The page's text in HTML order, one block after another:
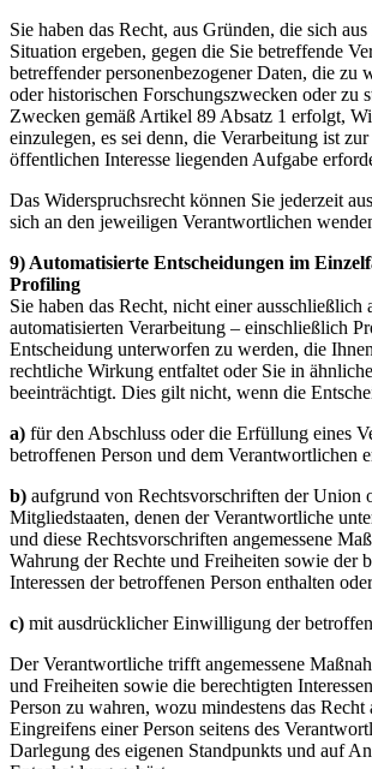
Sie haben das Recht, aus Gründen, die sich
Situation ergeben, gegen die Sie betreffende
betreffender personenbezogener Daten, die zu
oder historischen Forschungszwecken oder zu
Zwecken gemäß Artikel 89 Absatz 1 erfolgt,
einzulegen, es sei denn, die Verarbeitung ist
öffentlichen Interesse liegenden Aufgabe
Das Widerspruchsrecht können Sie jederzeit
sich an den jeweiligen Verantwortlichen
9) Automatisierte Entscheidungen im
Profiling
Sie haben das Recht, nicht einer ausschließlich
automatisierten Verarbeitung – einschließlich
Entscheidung unterworfen zu werden, die
rechtliche Wirkung entfaltet oder Sie in
beeinträchtigt. Dies gilt nicht, wenn die
a) für den Abschluss oder die Erfüllung eines
betroffenen Person und dem Verantwortlichen
b) aufgrund von Rechtsvorschriften der Union
Mitgliedstaaten, denen der Verantwortliche
und diese Rechtsvorschriften angemessene
Wahrung der Rechte und Freiheiten sowie der
Interessen der betroffenen Person enthalten oder
c) mit ausdrücklicher Einwilligung der
Der Verantwortliche trifft angemessene
und Freiheiten sowie die berechtigten
Person zu wahren, wozu mindestens das
Eingreifens einer Person seitens des
Darlegung des eigenen Standpunkts und auf